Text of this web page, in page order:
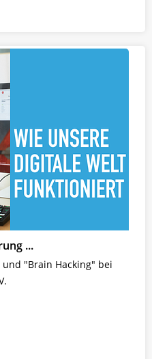
...
und "Brain Hacking" bei